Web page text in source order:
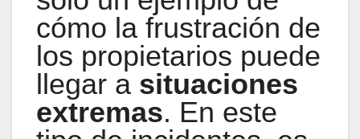
cómo la frustración de
los propietarios puede
llegar a situaciones
extremas. En este